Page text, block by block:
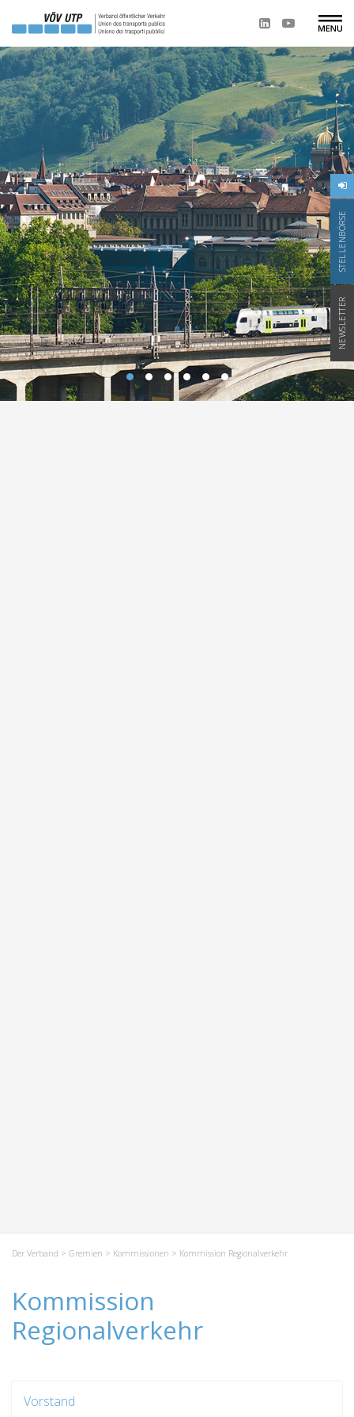
STELLENBÖRSE
NEWSLETTER
Der Verband > Gremien > Kommissionen > Kommission Regionalverkehr
Kommission
Regionalverkehr
Vorstand